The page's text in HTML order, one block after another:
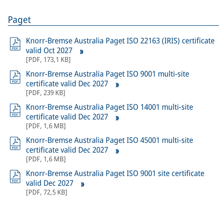
Paget
Knorr-Bremse Australia Paget ISO 22163 (IRIS) certificate
valid Oct 2027
[PDF, 173,1 KB]
Knorr-Bremse Australia Paget ISO 9001 multi-site
certificate valid Dec 2027
[PDF, 239 KB]
Knorr-Bremse Australia Paget ISO 14001 multi-site
certificate valid Dec 2027
[PDF, 1,6 MB]
Knorr-Bremse Australia Paget ISO 45001 multi-site
certificate valid Dec 2027
[PDF, 1,6 MB]
Knorr-Bremse Australia Paget ISO 9001 site certificate
valid Dec 2027
[PDF, 72,5 KB]